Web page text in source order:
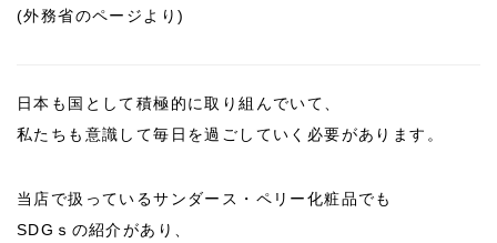
(外務省のページより)
日本も国として積極的に取り組んでいて、
私たちも意識して毎日を過ごしていく必要があります。
当店で扱っているサンダース・ペリー化粧品でも
SDGｓの紹介があり、